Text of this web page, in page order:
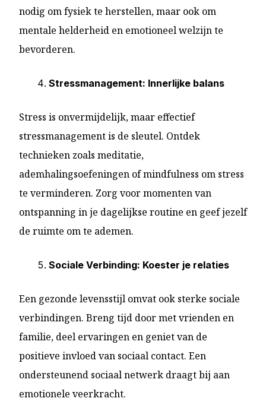
nodig om fysiek te herstellen, maar ook om
mentale helderheid en emotioneel welzijn te
bevorderen.
Stressmanagement: Innerlijke balans
Stress is onvermijdelijk, maar effectief
stressmanagement is de sleutel. Ontdek
technieken zoals meditatie,
ademhalingsoefeningen of mindfulness om stress
te verminderen. Zorg voor momenten van
ontspanning in je dagelijkse routine en geef jezelf
de ruimte om te ademen.
Sociale Verbinding: Koester je relaties
Een gezonde levensstijl omvat ook sterke sociale
verbindingen. Breng tijd door met vrienden en
familie, deel ervaringen en geniet van de
positieve invloed van sociaal contact. Een
ondersteunend sociaal netwerk draagt bij aan
emotionele veerkracht.